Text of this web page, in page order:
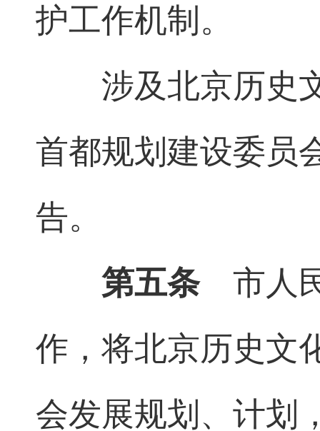
护工作机制。
涉及北京历史
首都规划建设委员
告。
第五条市人民
作，将北京历史文
会发展规划、计划